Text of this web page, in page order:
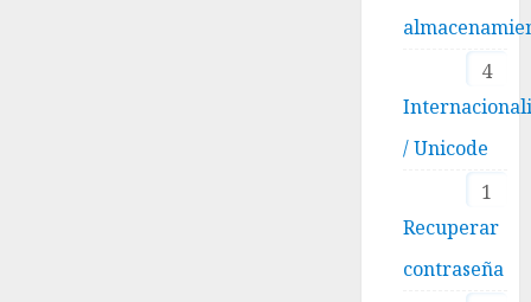
4
/ Unicode
1
Recuperar
contraseña